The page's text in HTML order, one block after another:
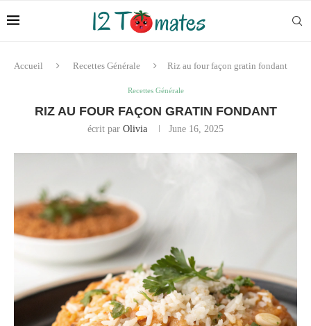
Accueil Recettes Générale Riz au four façon gratin fondant
Recettes Générale
RIZ AU FOUR FAÇON GRATIN FONDANT
écrit par Olivia June 16, 2025